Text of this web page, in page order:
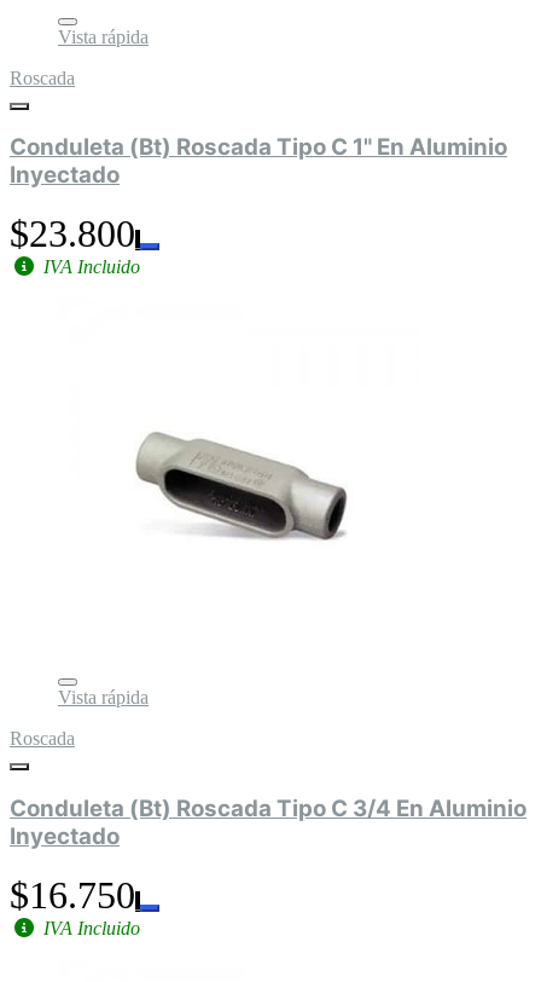
Vista rápida
Roscada
Conduleta (Bt) Roscada Tipo C 1" En Aluminio
Inyectado
$23.800
IVA Incluido
Vista rápida
Roscada
Conduleta (Bt) Roscada Tipo C 3/4 En Aluminio
Inyectado
$16.750
IVA Incluido